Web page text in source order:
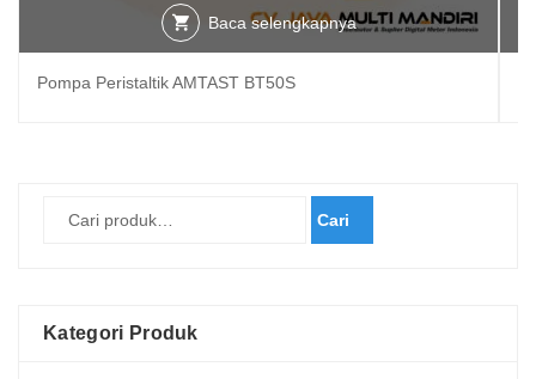
Baca selengkapnya
Pompa Peristaltik AMTAST BT50S
Cari
Kategori Produk